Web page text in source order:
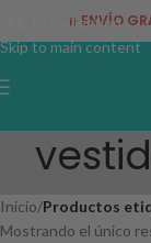
Skip to navigation
Skip to main content
¡¡ ENVÍO
Inicio/Productos
Mostrando el único